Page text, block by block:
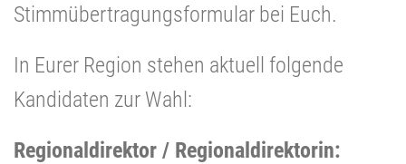
Stimmübertragungsformular bei Euch.
In Eurer Region stehen aktuell folgende
Kandidaten zur Wahl:
Regionaldirektor / Regionaldirektorin: